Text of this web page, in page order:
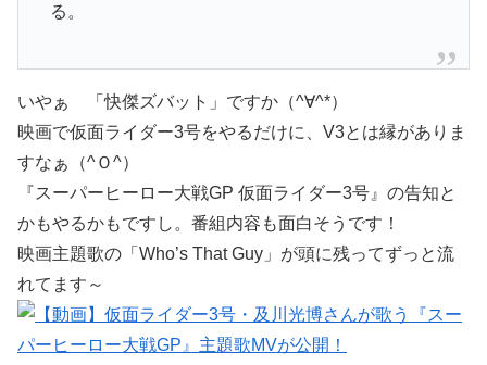
る。
いやぁ 「快傑ズバット」ですか（^∀^*）
映画で仮面ライダー3号をやるだけに、V3とは縁がありま
すなぁ（^Ｏ^）
『スーパーヒーロー大戦GP 仮面ライダー3号』の告知と
かもやるかもですし。番組内容も面白そうです！
映画主題歌の「Who’s That Guy」が頭に残ってずっと流
れてます～